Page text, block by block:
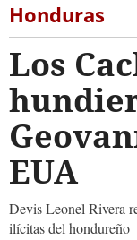
Honduras
Los
EUA
Devis Leonel Rivera
ilícitas del hondureño